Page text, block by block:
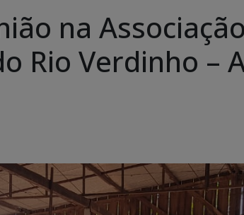
na
Rio Verdinho –